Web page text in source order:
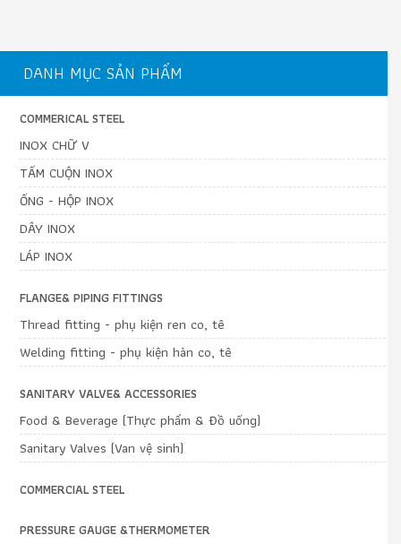
DANH MỤC SẢN PHẨM
COMMERICAL STEEL
INOX CHỮ V
TẤM CUỘN INOX
ỐNG - HỘP INOX
DÂY INOX
LÁP INOX
FLANGE& PIPING FITTINGS
Thread fitting - phụ kiện ren co, tê
Welding fitting - phụ kiện hàn co, tê
SANITARY VALVE& ACCESSORIES
Food & Beverage (Thực phẩm & Đồ uống)
Sanitary Valves (Van vệ sinh)
COMMERCIAL STEEL
PRESSURE GAUGE &THERMOMETER